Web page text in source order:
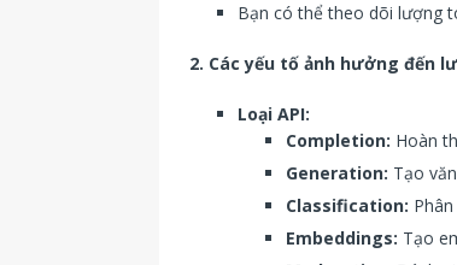
Bạn có thể theo dõi lượng
2. Các yếu tố ảnh hưởng đến
Loại API:
Completion: Hoàn
Generation: Tạo
Classification:
Embeddings: Tạo